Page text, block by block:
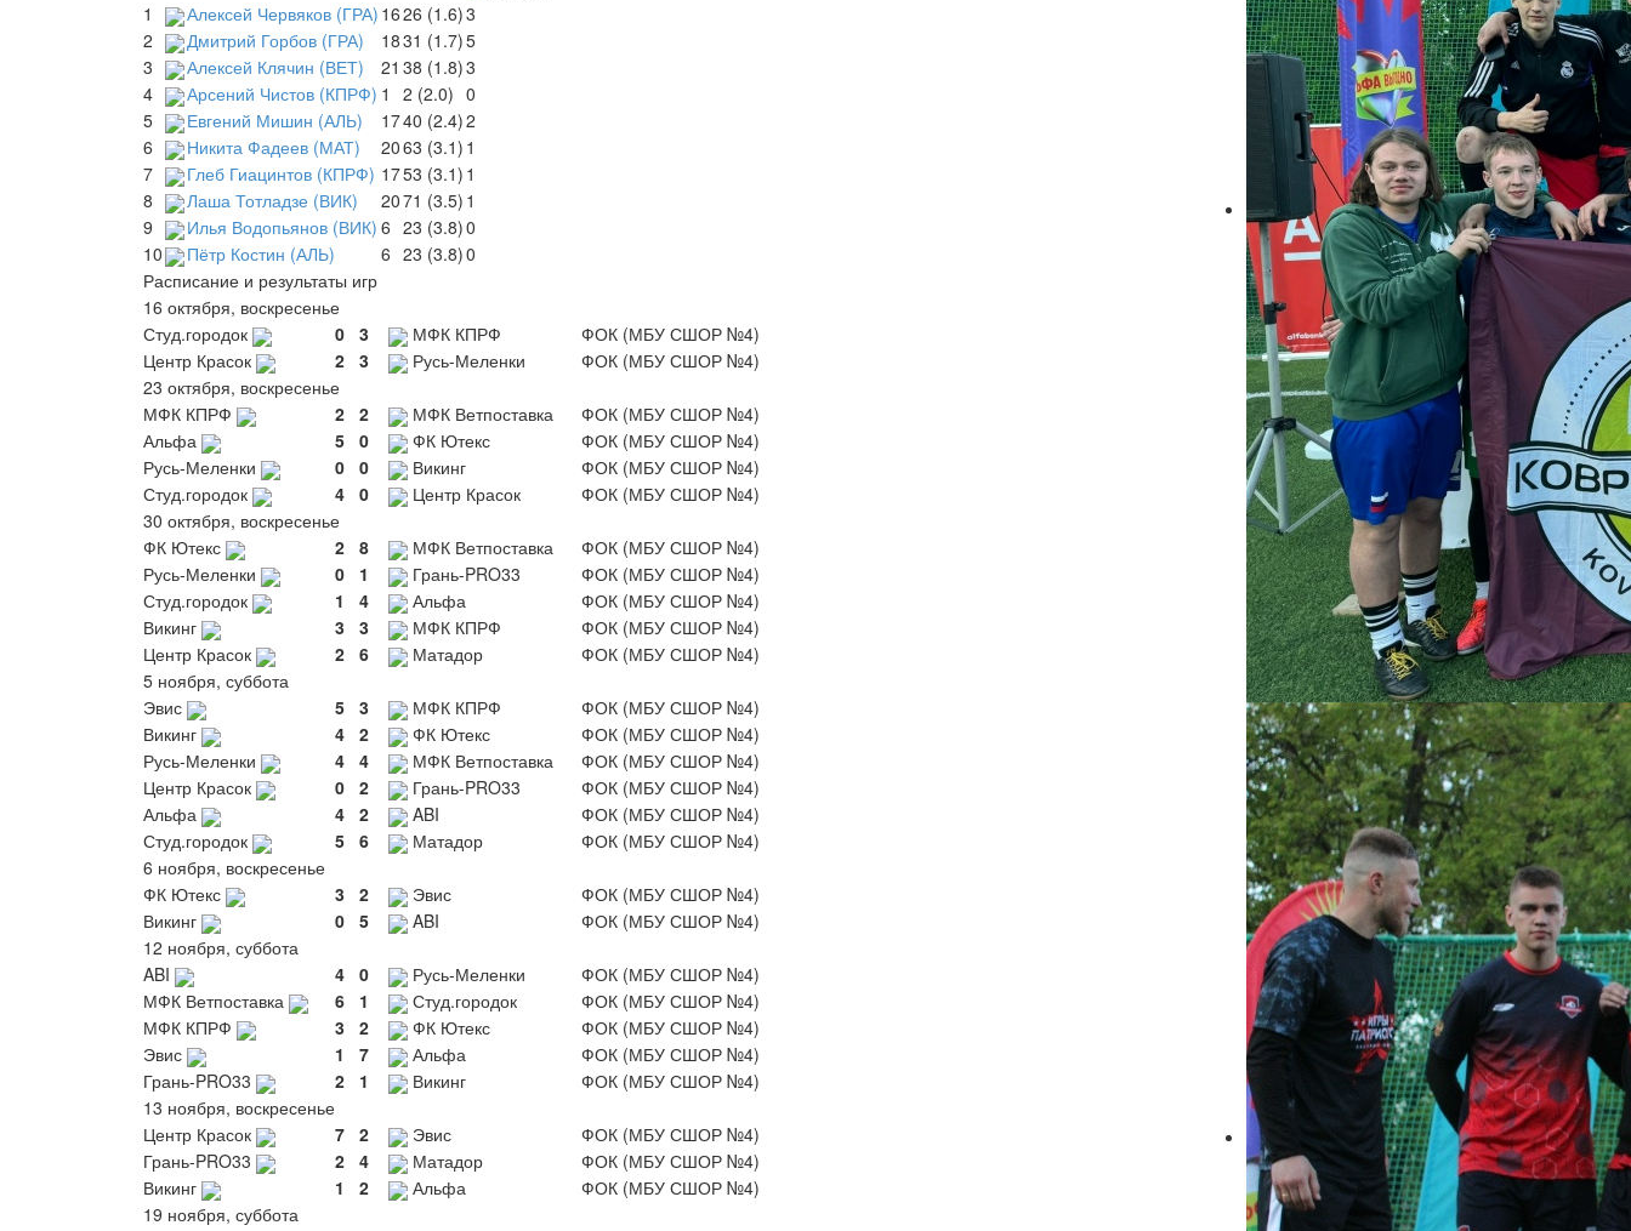
1
Алексей Червяков (ГРА) 1626 (1.6)3
2
Дмитрий Горбов (ГРА) 1831 (1.7)5
3
Алексей Клячин (ВЕТ) 21 38 (1.8)3
4
Арсений Чистов (КПРФ) 1 2 (2.0) 0
5
Евгений Мишин (АЛЬ) 1740 (2.4)2
6
Никита Фадеев (МАТ) 2063 (3.1) 1
7
Глеб Гиацинтов (КПРФ) 1753 (3.1) 1
8
Лаша Тотладзе (ВИК) 2071 (3.5) 1
9
Илья Водопьянов (ВИК) 6 23 (3.8)0
10
Пётр Костин (АЛЬ) 6 23 (3.8)0
Расписание и результаты игр
16 октября, воскресенье
Студ.городок
0 3 МФК КПРФ
ФОК (МБУ СШОР №4)
Центр Красок
2 3 Русь-Меленки
ФОК (МБУ СШОР №4)
23 октября, воскресенье
МФК КПРФ
2 2 МФК Ветпоставка
ФОК (МБУ СШОР №4)
Альфа
5 0 ФК Ютекс
ФОК (МБУ СШОР №4)
Русь-Меленки
0 0 Викинг
ФОК (МБУ СШОР №4)
Студ.городок
4 0 Центр Красок
ФОК (МБУ СШОР №4)
30 октября, воскресенье
ФК Ютекс
2 8 МФК Ветпоставка
ФОК (МБУ СШОР №4)
Русь-Меленки
0 1 Грань-PRO33
ФОК (МБУ СШОР №4)
Студ.городок
1 4 Альфа
ФОК (МБУ СШОР №4)
Викинг
3 3 МФК КПРФ
ФОК (МБУ СШОР №4)
Центр Красок
2 6 Матадор
ФОК (МБУ СШОР №4)
5 ноября, суббота
Эвис
5 3 МФК КПРФ
ФОК (МБУ СШОР №4)
Викинг
4 2 ФК Ютекс
ФОК (МБУ СШОР №4)
Русь-Меленки
4 4 МФК Ветпоставка
ФОК (МБУ СШОР №4)
Центр Красок
0 2 Грань-PRO33
ФОК (МБУ СШОР №4)
Альфа
4 2 ABI
ФОК (МБУ СШОР №4)
Студ.городок
5 6 Матадор
ФОК (МБУ СШОР №4)
6 ноября, воскресенье
ФК Ютекс
3 2 Эвис
ФОК (МБУ СШОР №4)
Викинг
0 5 ABI
ФОК (МБУ СШОР №4)
12 ноября, суббота
ABI
4 0 Русь-Меленки
ФОК (МБУ СШОР №4)
МФК Ветпоставка
6 1 Студ.городок
ФОК (МБУ СШОР №4)
МФК КПРФ
3 2 ФК Ютекс
ФОК (МБУ СШОР №4)
Эвис
1 7 Альфа
ФОК (МБУ СШОР №4)
Грань-PRO33
2 1 Викинг
ФОК (МБУ СШОР №4)
13 ноября, воскресенье
Центр Красок
7 2 Эвис
ФОК (МБУ СШОР №4)
Грань-PRO33
2 4 Матадор
ФОК (МБУ СШОР №4)
Викинг
1 2 Альфа
ФОК (МБУ СШОР №4)
19 ноября, суббота